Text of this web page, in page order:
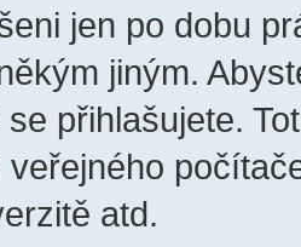
jen po dobu
jiným.
přihlašujete.
veřejného
atd.